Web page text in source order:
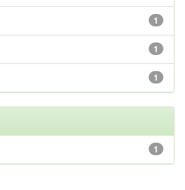
1
1
1
1